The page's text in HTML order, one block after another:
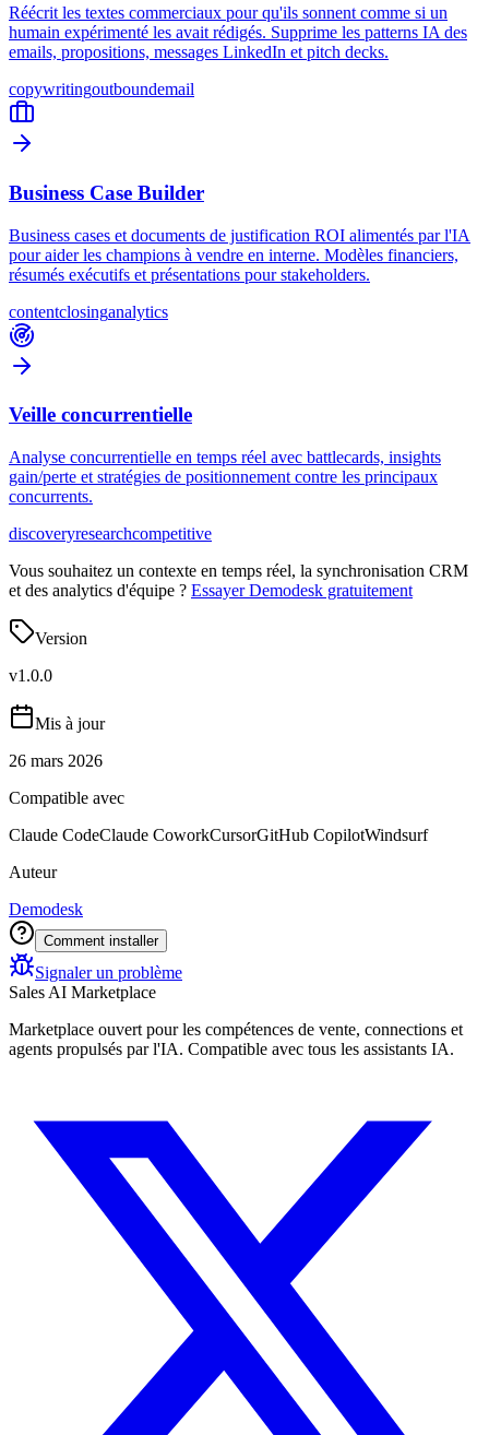
Réécrit les textes commerciaux pour qu'ils sonnent comme si un
humain expérimenté les avait rédigés. Supprime les patterns IA des
emails, propositions, messages LinkedIn et pitch decks.
copywritingoutboundemail
Business Case Builder
Business cases et documents de justification ROI alimentés par l'IA
pour aider les champions à vendre en interne. Modèles financiers,
résumés exécutifs et présentations pour stakeholders.
contentclosinganalytics
Veille concurrentielle
Analyse concurrentielle en temps réel avec battlecards, insights
gain/perte et stratégies de positionnement contre les principaux
concurrents.
discoveryresearchcompetitive
Vous souhaitez un contexte en temps réel, la synchronisation CRM
et des analytics d'équipe ? Essayer Demodesk gratuitement
Version
v1.0.0
Mis à jour
26 mars 2026
Compatible avec
Claude CodeClaude CoworkCursorGitHub CopilotWindsurf
Auteur
Demodesk
Comment installer
Signaler un problème
Sales AI Marketplace
Marketplace ouvert pour les compétences de vente, connections et
agents propulsés par l'IA. Compatible avec tous les assistants IA.